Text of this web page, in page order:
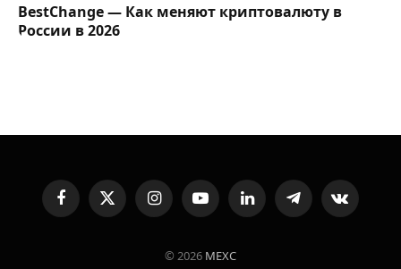
BestChange — Как меняют криптовалюту в
России в 2026
FacebookX
(Twitter)
InstagramYouTubeLinkedInTelegramVKontakte
© 2026 MEXC